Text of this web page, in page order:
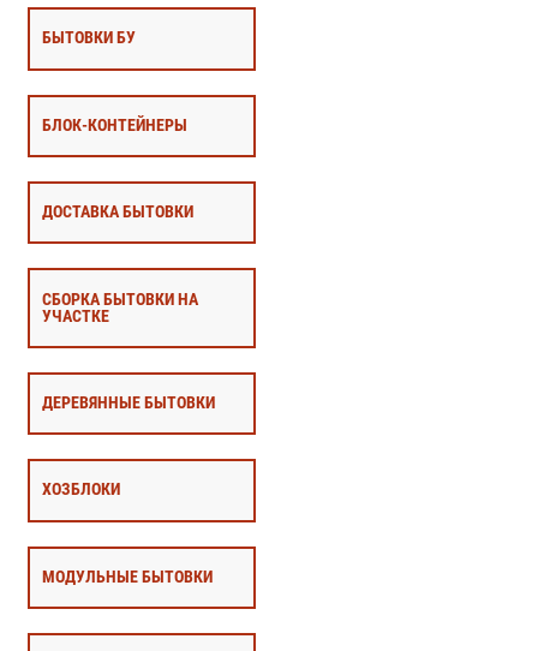
БЫТОВКИ БУ
БЛОК-КОНТЕЙНЕРЫ
ДОСТАВКА БЫТОВКИ
СБОРКА БЫТОВКИ НА
УЧАСТКЕ
ДЕРЕВЯННЫЕ БЫТОВКИ
ХОЗБЛОКИ
МОДУЛЬНЫЕ БЫТОВКИ